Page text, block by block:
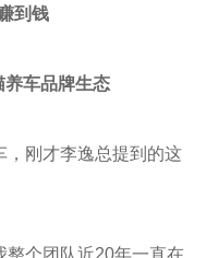
到钱
养车品牌生态
，刚才李逸总提到的这
整个团队近20年一直在